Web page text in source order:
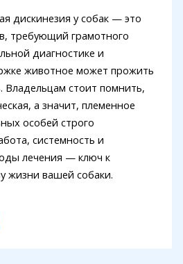
дискинезия у собак — это
требующий грамотного
диагностике и
животное может прожить
стоит помнить,
а значит, племенное
особей строго
системность и
лечения — ключ к
жизни вашей собаки.